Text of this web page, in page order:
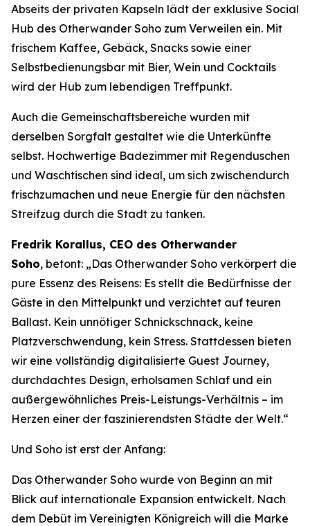
Abseits der privaten Kapseln lädt der exklusive Social
Hub des Otherwander Soho zum Verweilen ein. Mit
frischem Kaffee, Gebäck, Snacks sowie einer
Selbstbedienungsbar mit Bier, Wein und Cocktails
wird der Hub zum lebendigen Treffpunkt.
Auch die Gemeinschaftsbereiche wurden mit
derselben Sorgfalt gestaltet wie die Unterkünfte
selbst. Hochwertige Badezimmer mit Regenduschen
und Waschtischen sind ideal, um sich zwischendurch
frischzumachen und neue Energie für den nächsten
Streifzug durch die Stadt zu tanken.
Fredrik Korallus, CEO des Otherwander
Soho, betont: „Das Otherwander Soho verkörpert die
pure Essenz des Reisens: Es stellt die Bedürfnisse der
Gäste in den Mittelpunkt und verzichtet auf teuren
Ballast. Kein unnötiger Schnickschnack, keine
Platzverschwendung, kein Stress. Stattdessen bieten
wir eine vollständig digitalisierte Guest Journey,
durchdachtes Design, erholsamen Schlaf und ein
außergewöhnliches Preis-Leistungs-Verhältnis – im
Herzen einer der faszinierendsten Städte der Welt.“
Und Soho ist erst der Anfang:
Das Otherwander Soho wurde von Beginn an mit
Blick auf internationale Expansion entwickelt. Nach
dem Debüt im Vereinigten Königreich will die Marke